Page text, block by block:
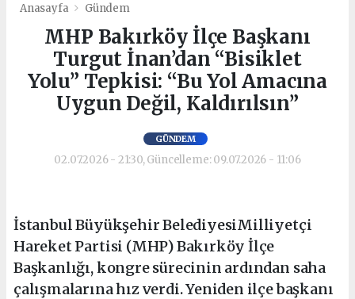
Anasayfa Gündem
MHP Bakırköy İlçe Başkanı
Turgut İnan’dan “Bisiklet
Yolu” Tepkisi: “Bu Yol Amacına
Uygun Değil, Kaldırılsın”
GÜNDEM
02.07.2026 - 21:30, Güncelleme: 09.07.2026 - 11:06
İstanbul Büyükşehir BelediyesiMilliyetçi
Hareket Partisi (MHP) Bakırköy İlçe
Başkanlığı, kongre sürecinin ardından saha
çalışmalarına hız verdi. Yeniden ilçe başkanı